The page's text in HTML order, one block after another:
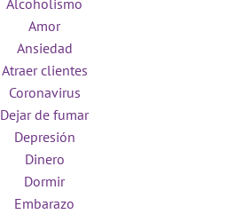
Alcoholismo
Amor
Ansiedad
Atraer clientes
Coronavirus
Dejar de fumar
Depresión
Dinero
Dormir
Embarazo